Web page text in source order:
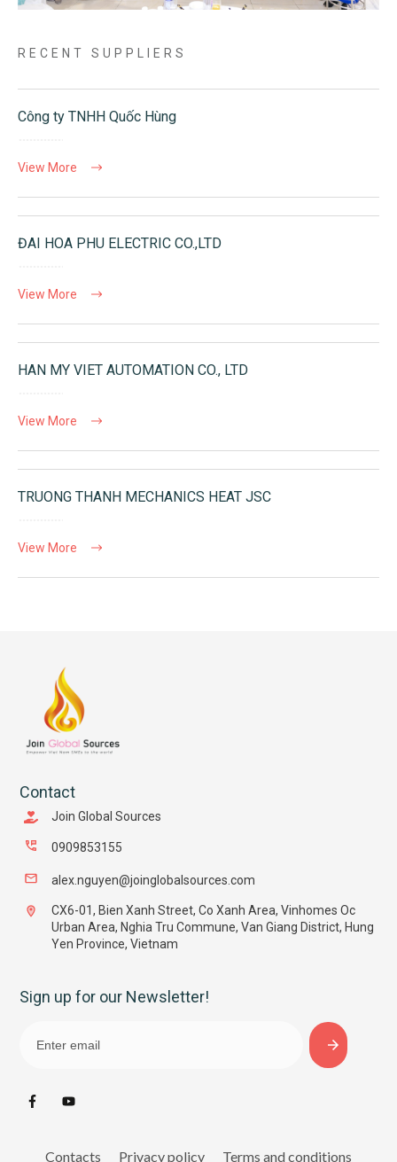
RECENT SUPPLIERS
Công ty TNHH Quốc Hùng
View More
ĐAI HOA PHU ELECTRIC CO.,LTD
View More
HAN MY VIET AUTOMATION CO., LTD
View More
TRUONG THANH MECHANICS HEAT JSC
View More
Contact
Join Global Sources
0909853155
alex.nguyen@joinglobalsources.com
CX6-01, Bien Xanh Street, Co Xanh Area, Vinhomes Oc
Urban Area, Nghia Tru Commune, Van Giang District, Hung
Yen Province, Vietnam
Sign up for our Newsletter!
Contacts Privacy policy Terms and conditions